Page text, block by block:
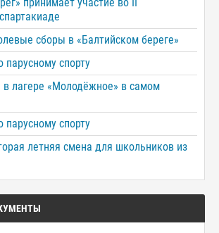
сборы в «Балтийском береге»
парусному спорту
лагере «Молодёжное» в самом
парусному спорту
летняя смена для школьников из